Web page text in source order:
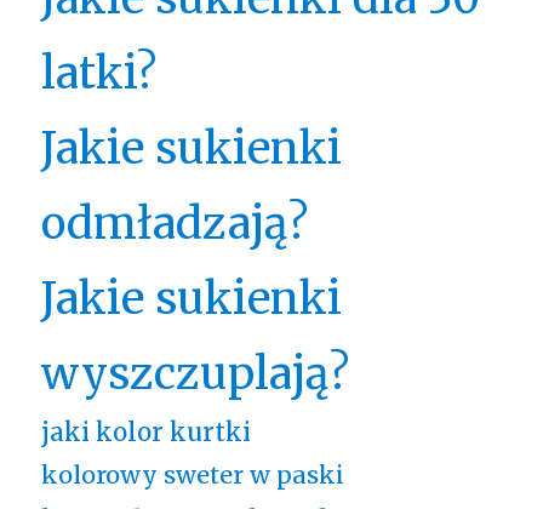
latki?
Jakie sukienki
odmładzają?
Jakie sukienki
wyszczuplają?
jaki kolor kurtki
kolorowy sweter w paski